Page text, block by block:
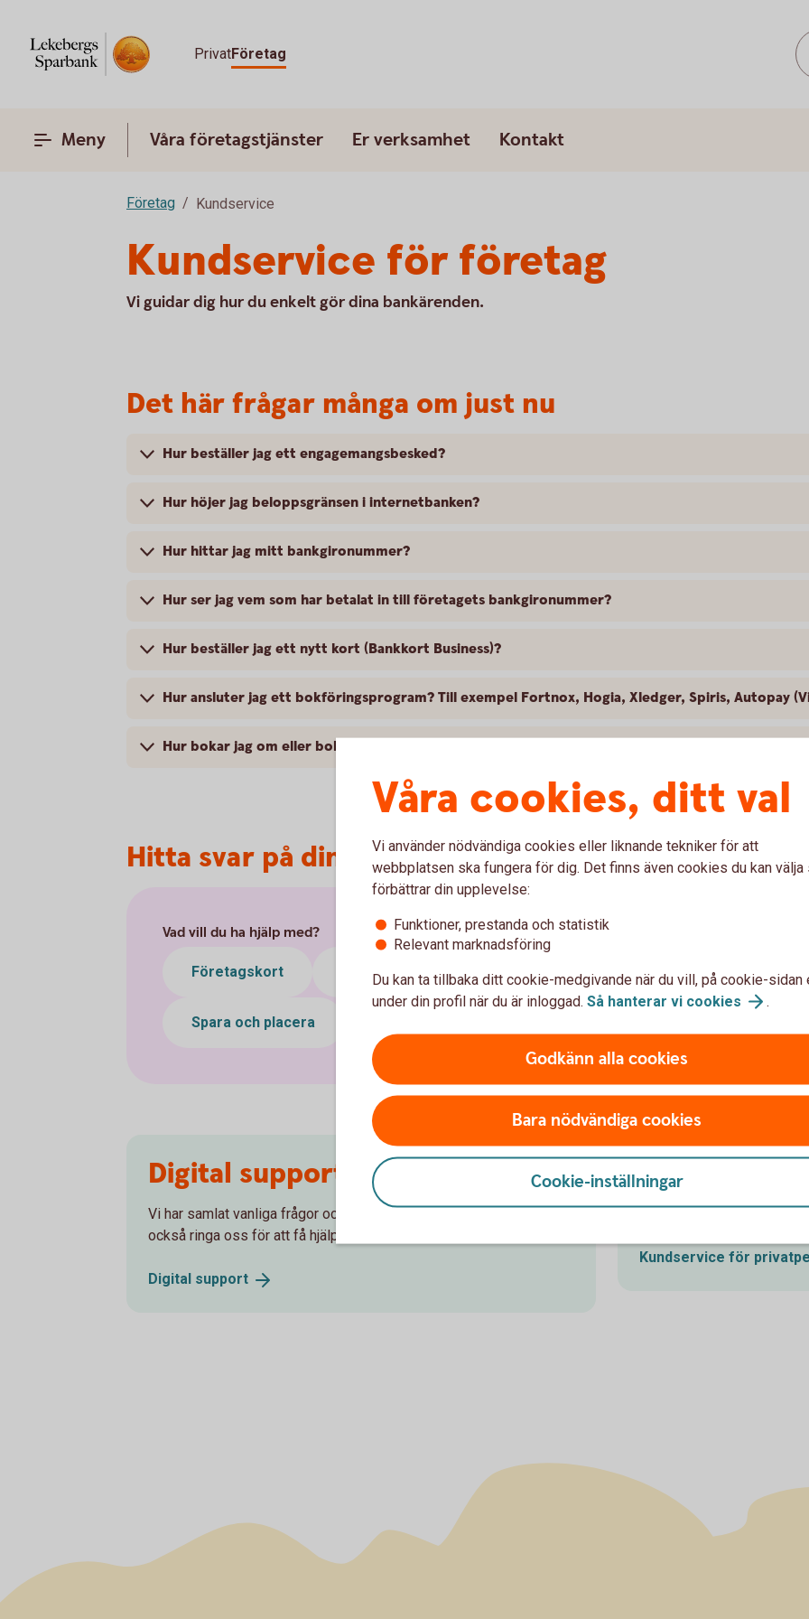
PrivatFöretag
Meny Våra företagstjänster Er verksamhet Kontakt
Företag Kundservice
Kundservice för företag
Vi guidar dig hur du enkelt gör dina bankärenden.
Det här frågar många om just nu
Hur beställer jag ett engagemangsbesked?
Hur höjer jag beloppsgränsen i internetbanken?
Hur hittar jag mitt bankgironummer?
Hur ser jag vem som har betalat in till företagets bankgironummer?
Hur beställer jag ett nytt kort (Bankkort Business)?
Hur ansluter jag ett bokföringsprogram? Till exempel Fortnox, Hogia, Xledger, Spiris, Autopay
Hur bokar jag om eller bokar av ett rådgivningsmöte?
Hitta svar på din fråga
Vad vill du ha hjälp med?
Företagskort Betalningar App, internetbank och BankID
Spara och placera
Digital support
Vi har samlat vanliga frågor och svar för våra digitala kanaler. Du kan
också ringa oss för att få hjälp med digitala ärenden.
Digital support
Är du
Här guidar vi dig.
Kundservice för
Våra cookies, ditt val
Vi använder nödvändiga cookies eller liknande tekniker för att
webbplatsen ska fungera för dig. Det finns även cookies du kan välja
förbättrar din upplevelse:
Funktioner, prestanda och statistik
Relevant marknadsföring
Du kan ta tillbaka ditt cookie-medgivande när du vill, på cookie-sidan
under din profil när du är inloggad. Så hanterar vi cookies .
Godkänn alla cookies
Bara nödvändiga cookies
Cookie-inställningar